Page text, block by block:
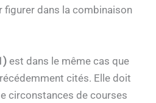
figurer dans la combinaison
est dans le même cas que
cités. Elle doit
circonstances de courses